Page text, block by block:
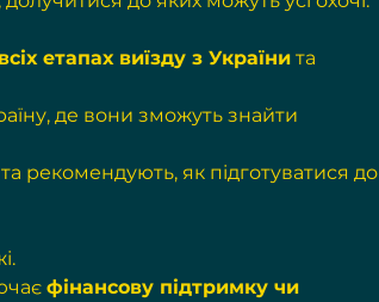
етапах виїзду з України та
де вони зможуть знайти
рекомендують, як підготуватися до
фінансову підтримку чи